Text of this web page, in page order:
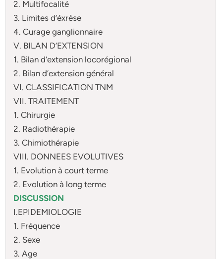
2. Multifocalité
3. Limites d’éxrèse
4. Curage ganglionnaire
V. BILAN D’EXTENSION
1. Bilan d’extension locorégional
2. Bilan d’extension général
VI. CLASSIFICATION TNM
VII. TRAITEMENT
1. Chirurgie
2. Radiothérapie
3. Chimiothérapie
VIII. DONNEES EVOLUTIVES
1. Evolution à court terme
2. Evolution à long terme
DISCUSSION
I.EPIDEMIOLOGIE
1. Fréquence
2. Sexe
3. Age